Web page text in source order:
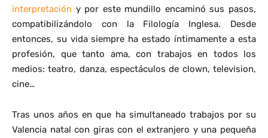
interpretación y por este mundillo encaminó sus pasos,
compatibilizándolo con la Filología Inglesa. Desde
entonces, su vida siempre ha estado íntimamente a esta
profesión, que tanto ama, con trabajos en todos los
medios: teatro, danza, espectáculos de clown, television,
cine…
Tras unos años en que ha simultaneado trabajos por su
Valencia natal con giras con el extranjero y una pequeña